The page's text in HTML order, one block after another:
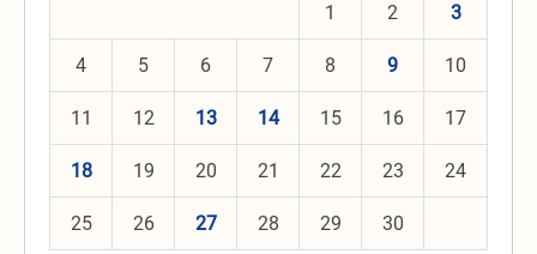
1 2 3
4 5 6 7 8 9 10
11 12 13 14 15 16 17
18 19 20 21 22 23 24
25 26 27 28 29
30